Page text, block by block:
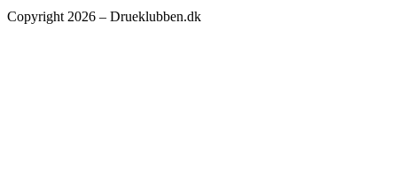
Copyright 2026 – Drueklubben.dk